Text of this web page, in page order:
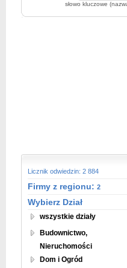
słowo kluczowe
Licznik odwiedzin: 2 884
Firmy z regionu: 2
Wybierz Dział
wszystkie działy
Budownictwo,
Nieruchomości
Dom i Ogród